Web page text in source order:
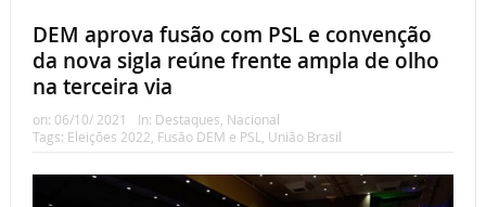
DEM aprova fusão com PSL e convenção
da nova sigla reúne frente ampla de olho
na terceira via
on: 06/10/ 2021 In: Destaques Nacional
Tags: Eleições 2022 Fusão DEM e PSL União Brasil